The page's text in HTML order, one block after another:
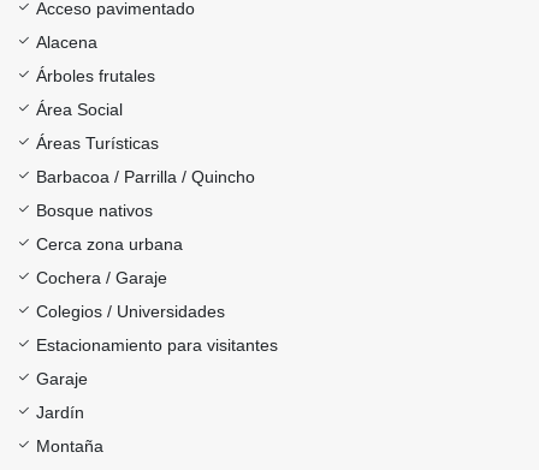
Acceso pavimentado
Alacena
Árboles frutales
Área Social
Áreas Turísticas
Barbacoa / Parrilla / Quincho
Bosque nativos
Cerca zona urbana
Cochera / Garaje
Colegios / Universidades
Estacionamiento para visitantes
Garaje
Jardín
Montaña